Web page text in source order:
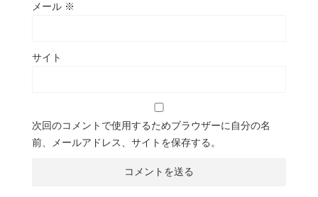
メール ※
サイト
次回のコメントで使用するためブラウザーに自分の名
前、メールアドレス、サイトを保存する。